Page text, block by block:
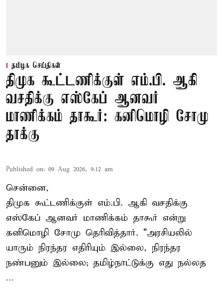
தமிழக செய்திகள்
திமுக கூட்டணிக்குள் எம்.பி. ஆகி
வசதிக்கு எஸ்கேப் ஆனவர்
மாணிக்கம் தாகூர்: கனிமொழி சோமு
தாக்கு
Published on: 09 Aug 2026, 9:12 am
சென்னை,
திமுக கூட்டணிக்குள் எம்.பி. ஆகி வசதிக்கு
எஸ்கேப் ஆனவர் மாணிக்கம் தாகூர் என்று
கனிமொழி சோமு தெரிவித்தார். "அரசியலில்
யாரும் நிரந்தர எதிரியும் இல்லை, நிரந்தர
நண்பனும் இல்லை; தமிழ்நாட்டுக்கு எது நல்லத
...